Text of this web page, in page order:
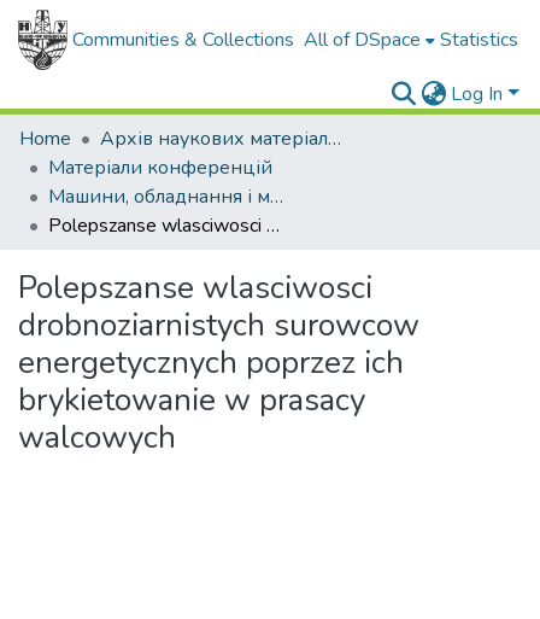
Communities & Collections All of DSpace Statistics
Log In
Home
Архів наукових матеріалів
Матеріали конференцій
Машини, обладнання і матеріали для нарощування вітчизняного видобутку нафти і газу PGE - 2018
Polepszanse wlasciwosci drobnoziarnistych surowcow energetycznych poprzez ich brykietowanie w prasacy walcowych
Polepszanse wlasciwosci
drobnoziarnistych surowcow
energetycznych poprzez ich
brykietowanie w prasacy
walcowych